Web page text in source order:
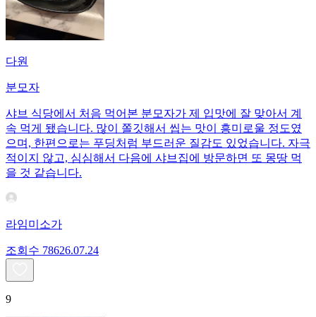
다원
분모자
샤브 식당에서 처음 먹어본 분모자가 제 입맛에 잘 맞아서 계
속 먹게 됐습니다. 많이 쫄깃해서 씹는 맛이 흥미로울 정도였
으며, 한편으로는 푸딩처럼 부드러운 질감도 있었습니다. 자극
적이지 않고, 심심해서 다음에 샤브집에 방문하면 또 몽땅 먹
을 것 같습니다.
라임미소가
조회수 78626.07.24
9